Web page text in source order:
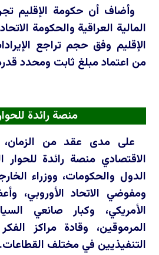
وأضاف أن حكومة الإقليم
المالية العراقية والحكومة
الإقليم وفق حجم تراجع
من اعتماد مبلغ ثابت ومحدد قدره 120 مليار
منصة رائدة
على مدى عقد من
الاقتصادي منصة رائدة للحوار
الدول والحكومات، ووزراء
ومفوضي الاتحاد الأوروبي،
الأمريكي، وكبار صانعي
المرموقين، وقادة مراكز
التنفيذيين في مختلف القطاعات.